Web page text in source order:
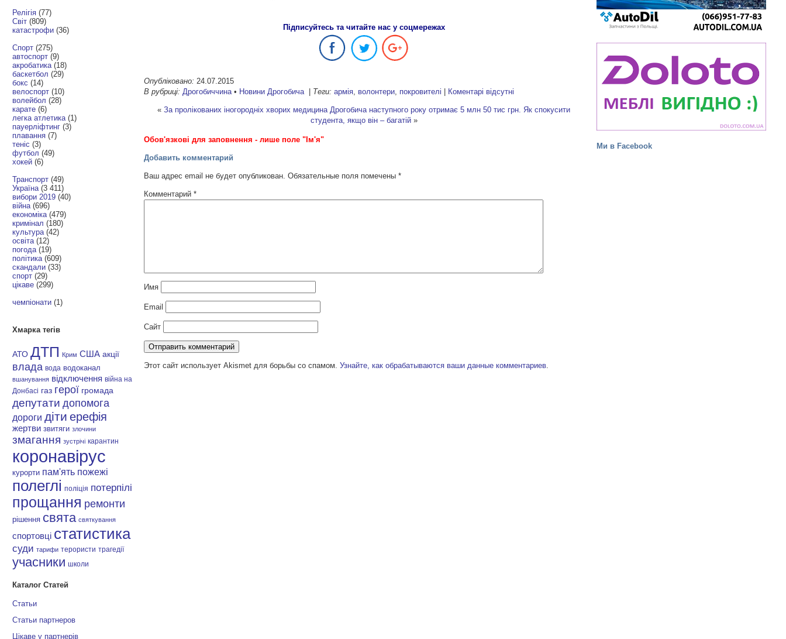
Ми в Facebook
Релігія (77)
Світ (809)
катастрофи (36)
Спорт (275)
автоспорт (9)
акробатика (18)
баскетбол (29)
бокс (14)
велоспорт (10)
волейбол (28)
карате (6)
легка атлетика (1)
пауерліфтинг (3)
плавання (7)
теніс (3)
футбол (49)
хокей (6)
Транспорт (49)
Україна (3 411)
вибори 2019 (40)
війна (696)
економіка (479)
кримінал (180)
культура (42)
освіта (12)
погода (19)
політика (609)
скандали (33)
спорт (29)
цікаве (299)
чемпіонати (1)
Хмарка тегів
АТО ДТП Крим США акції
влада вода водоканал
вшанування відключення війна на
Донбасі газ герої громада
депутати допомога
дороги діти ерефія
жертви звитяги злочини
змагання зустрічі карантин
коронавірус
курорти пам'ять пожежі
полеглі поліція потерпілі
прощання ремонти
рішення свята святкування
спортовці статистика
суди тарифи терористи трагедії
учасники школи
Каталог Статей
Статьи
Статьи партнеров
Цікаве у партнерів
Підписуйтесь та читайте нас у соцмережах
Опубліковано: 24.07.2015
В рубриці: Дрогобиччина • Новини Дрогобича | Теги: армія волонтери покровителі | Коментарі відсутні
« За пролікованих іногородніх хворих медицина Дрогобича наступного року отримає 5 млн 50 тис грн. Як спокусити
студента, якщо він – багатій»
Обов'язкові для заповнення - лише поле "Ім'я"
Добавить комментарий
Ваш адрес email не будет опубликован. Обязательные поля помечены*
Комментарий*
Имя
Email
Сайт
Этот сайт использует Akismet для борьбы со спамом.Узнайте, как обрабатываются ваши данные комментариев